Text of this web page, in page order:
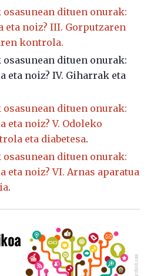
dituen onurak:
eta noiz? III. Gorputzaren
kontrola.
dituen onurak:
eta noiz? IV. Giharrak eta
dituen onurak:
eta noiz? V. Odoleko
eta diabetesa.
dituen onurak:
eta noiz? VI. Arnas aparatua
.